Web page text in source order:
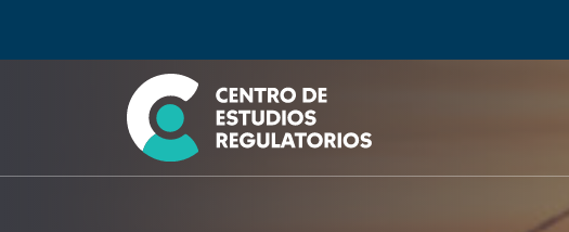
Seleccione país
Buscar